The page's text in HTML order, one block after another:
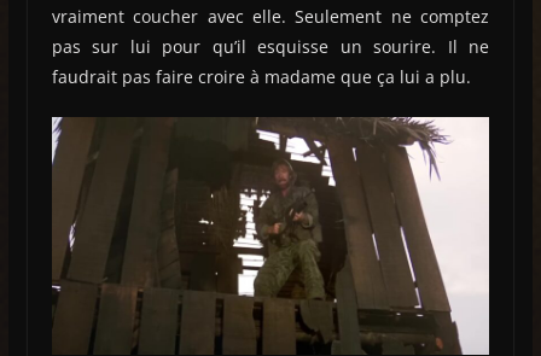
vraiment coucher avec elle. Seulement ne comptez
pas sur lui pour qu’il esquisse un sourire. Il ne
faudrait pas faire croire à madame que ça lui a plu.